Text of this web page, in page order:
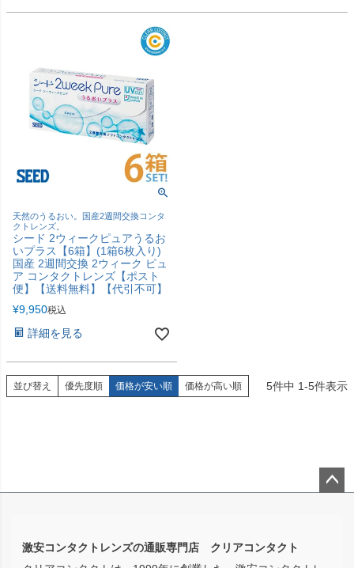
天然のうるおい。国産2週間交換コンタ
クトレンズ。
シード 2ウィークピュアうるお
いプラス【6箱】(1箱6枚入り)
国産 2週間交換 2ウィーク ピュ
ア コンタクトレンズ【ポスト
便】【送料無料】【代引不可】
¥9,950税込
詳細を見る
並び替え 優先度順 価格が安い順 価格が高い順 5件中 1-5件表示
激安コンタクトレンズの通販専門店 クリアコンタクト